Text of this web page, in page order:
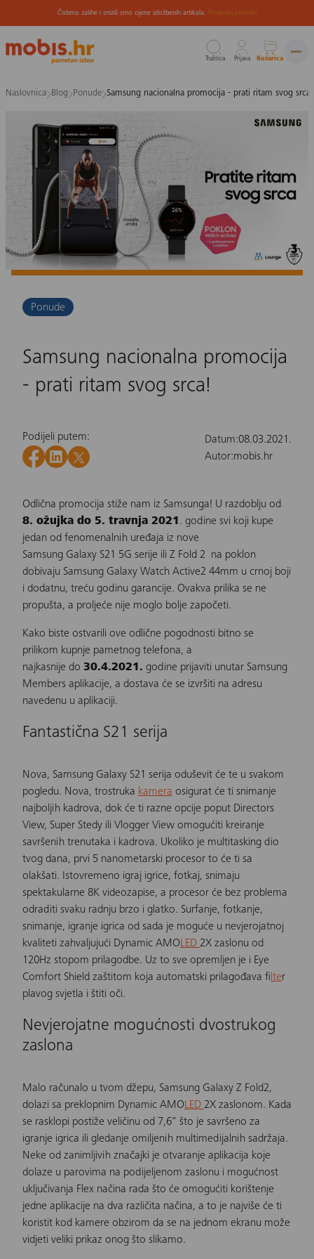
na
Čistimo zalihe i snizili smo cijene izložbenih artikala. Pogledaj ponudu
Tražilica Prijava Košarica
Naslovnica Blog Ponude Samsung nacionalna promocija - prati ritam svog srca!
Ponude
Samsung nacionalna promocija
- prati ritam svog srca!
Podijeli putem: Datum:08.03.2021.
Autor:mobis.hr
Odlična promocija stiže nam iz Samsunga! U razdoblju od
8. ožujka do 5. travnja 2021 . godine svi koji kupe
jedan od fenomenalnih uređaja iz nove
Samsung Galaxy S21 5G serije ili Z Fold 2
na poklon
dobivaju Samsung Galaxy Watch Active2 44mm u crnoj boji
i dodatnu, treću godinu garancije. Ovakva prilika se ne
propušta, a proljeće nije moglo bolje započeti.
Kako biste ostvarili ove odlične pogodnosti bitno se
prilikom kupnje pametnog telefona, a
najkasnije do 30.4.2021. godine prijaviti unutar Samsung
Members aplikacije, a dostava će se izvršiti na adresu
navedenu u aplikaciji.
Fantastična S21 serija
Nova, Samsung Galaxy S21 serija oduševit će te u svakom
pogledu. Nova, trostruka kamera osigurat će ti snimanje
najboljih kadrova, dok će ti razne opcije poput Directors
View, Super Stedy ili Vlogger View omogućiti kreiranje
savršenih trenutaka i kadrova. Ukoliko je multitasking dio
tvog dana, prvi 5 nanometarski procesor to će ti sa
olakšati. Istovremeno igraj igrice, fotkaj, snimaju
spektakularne 8K videozapise, a procesor će bez problema
odraditi svaku radnju brzo i glatko. Surfanje, fotkanje,
snimanje, igranje igrica od sada je moguće u nevjerojatnoj
kvaliteti zahvaljujući Dynamic AMOLED 2X zaslonu od
120Hz stopom prilagodbe. Uz to sve opremljen je i Eye
Comfort Shield zaštitom koja automatski prilagođava fi lter
plavog svjetla i štiti oči.
Nevjerojatne mogućnosti dvostrukog
zaslona
Malo računalo u tvom džepu, Samsung Galaxy Z Fold2,
dolazi sa preklopnim Dynamic AMOLED 2X zaslonom. Kada
se rasklopi postiže veličinu od 7,6“ što je savršeno za
igranje igrica ili gledanje omiljenih multimedijalnih sadržaja.
Neke od zanimljivih značajki je otvaranje aplikacija koje
dolaze u parovima na podijeljenom zaslonu i mogućnost
uključivanja Flex načina rada što će omogućiti korištenje
jedne aplikacije na dva različita načina, a to je najviše će ti
koristit kod kamere obzirom da se na jednom ekranu može
vidjeti veliki prikaz onog što slikamo.